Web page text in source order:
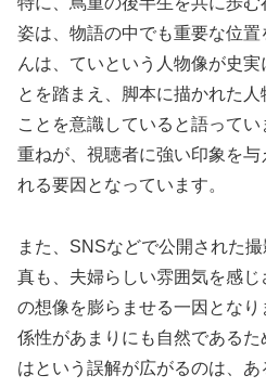
姿は、物語の中でも重要な位
んは、ていという人物像が史
とを踏まえ、脚本に描かれた
ことを意識していると語って
重ねが、視聴者に強い印象を
れる要因となっています。
また、SNSなどで公開された
真も、夫婦らしい雰囲気を感
の想像を膨らませる一因とな
係性があまりにも自然である
はという誤解が広がるのは、